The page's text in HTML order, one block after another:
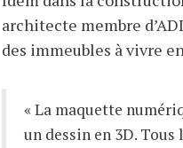
architecte membre
des immeubles à vivre
« La maquette
un dessin en 3D.